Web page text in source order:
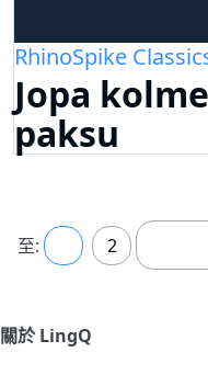
RhinoSpike
Jopa
paksu
至: 2
關於 LingQ